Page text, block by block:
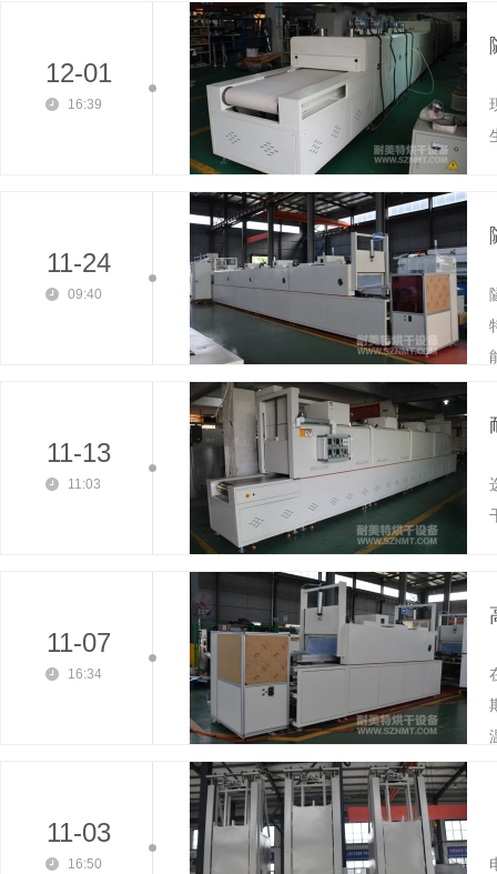
12-01
16:39
11-24
09:40
11-13
11:03
11-07
16:34
11-03
16:50